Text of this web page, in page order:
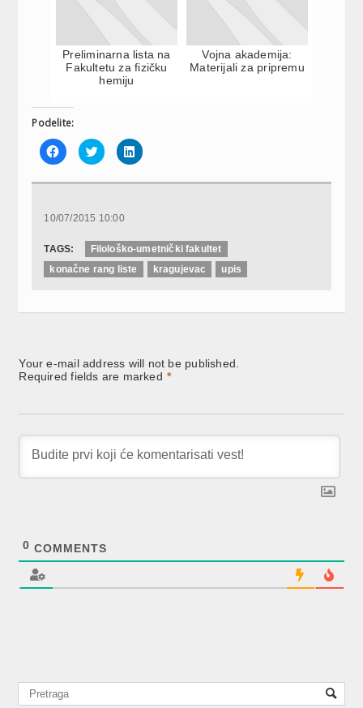
Preliminarna lista na
Fakultetu za fizičku
hemiju
Vojna akademija:
Materijali za pripremu
Podelite:
Click
to
share
Facebook
new
Click
to
share
Twitter
new
Click
to
LinkedIn
10/07/2015 10:00
TAGS:
Filološko-umetnički fakultet
konačne rang liste
kragujevac upis
Your e-mail address will not be published.
Required fields are marked *
0 COMMENTS